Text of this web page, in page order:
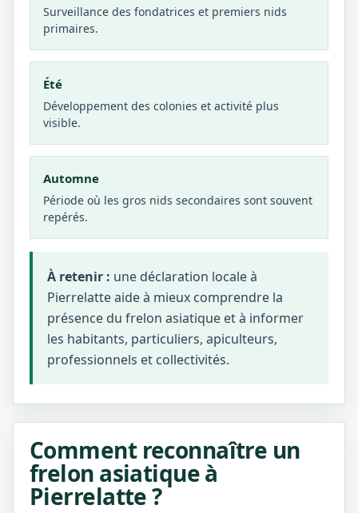
Surveillance des fondatrices et premiers nids
primaires.
Été
Développement des colonies et activité plus
visible.
Automne
Période où les gros nids secondaires sont souvent
repérés.
À retenir : une déclaration locale à
Pierrelatte aide à mieux comprendre la
présence du frelon asiatique et à informer
les habitants, particuliers, apiculteurs,
professionnels et collectivités.
Comment reconnaître un
frelon asiatique à
Pierrelatte ?